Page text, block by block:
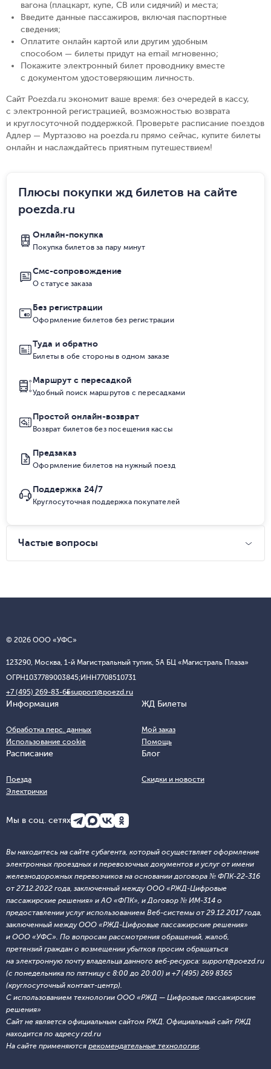
вагона (плацкарт, купе, СВ или сидячий) и места;
Введите данные пассажиров, включая паспортные
сведения;
Оплатите онлайн картой или другим удобным
способом — билеты придут на email мгновенно;
Покажите электронный билет проводнику вместе
с документом удостоверяющим личность.
Сайт Poezda.ru экономит ваше время: без очередей в кассу,
с электронной регистрацией, возможностью возврата
и круглосуточной поддержкой. Проверьте расписание поездов
Адлер — Муртазово на poezda.ru прямо сейчас, купите билеты
онлайн и наслаждайтесь приятным путешествием!
Плюсы покупки жд билетов на сайте
poezda.ru
Онлайн-покупка
Покупка билетов за пару минут
Смс-сопровождение
О статусе заказа
Без регистрации
Оформление билетов без регистрации
Туда и обратно
Билеты в обе стороны в одном заказе
Маршрут с пересадкой
Удобный поиск маршрутов с пересадками
Простой онлайн-возврат
Возврат билетов без посещения кассы
Предзаказ
Оформление билетов на нужный поезд
Поддержка 24/7
Круглосуточная поддержка покупателей
Частые вопросы
© 2026 ООО «УФС»
123290, Москва, 1-й Магистральный тупик, 5А БЦ «Магистраль Плаза»
ОГРН1037789003845;ИНН7708510731
+7 (495) 269-83-65support@poezd.ru
Информация
Обработка перс. данных
Использование cookie
ЖД Билеты
Мой заказ
Помощь
Расписание
Поезда
Электрички
Блог
Скидки и новости
Мы в соц. сетях
Вы находитесь на сайте субагента, который осуществляет оформление
электронных проездных и перевозочных документов и услуг от имени
железнодорожных перевозчиков на основании договора № ФПК-22-316
от 27.12.2022 года, заключенный между ООО «РЖД-Цифровые
пассажирские решения» и АО «ФПК», и Договор № ИМ-314 о
предоставлении услуг использованием Веб-системы от 29.12.2017 года,
заключенный между ООО «РЖД-Цифровые пассажирские решения»
и ООО «УФС». По вопросам рассмотрения обращений, жалоб,
претензий граждан о возмещении убытков просим обращаться
на электронную почту владельца данного веб-ресурса: support@poezd.ru
(с понедельника по пятницу с 8:00 до 20:00) и +7 (495) 269 8365
(круглосуточный контакт-центр).
С использованием технологии ООО «РЖД — Цифровые пассажирские
решения»
Сайт не является официальным сайтом РЖД. Официальный сайт РЖД
находится по адресу rzd.ru
На сайте применяются рекомендательные технологии.